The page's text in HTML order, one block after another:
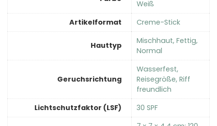
Weiß
Artikelformat
‎Creme-Stick
Hauttyp
‎Mischhaut, Fettig,
Normal
Geruchsrichtung
‎Wasserfest,
Reisegröße, Riff
freundlich
Lichtschutzfaktor (LSF)
‎30 SPF